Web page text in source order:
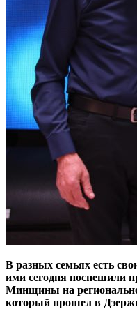
В разных семьях есть
ими сегодня поспешили
Минщины на
который прошел в